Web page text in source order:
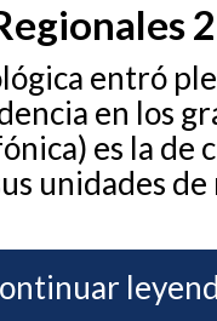
entró
en los
es la de
unidades de